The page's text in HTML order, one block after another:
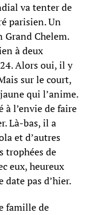
va tenter de
parisien. Un
Grand Chelem.
à deux
Alors oui, il y
sur le court,
qui l’anime.
à l’envie de faire
Là-bas, il a
et d’autres
trophées de
eux, heureux
pas d’hier.
famille de